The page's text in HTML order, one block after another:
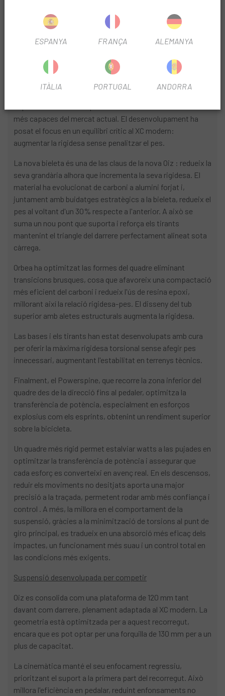
INFORMACIÓ DEL PRODUCTE
RENDIMENT DE COMPETICIÓ
Rigidesa optimitzada
Tres anys de treball han donat forma a un quadre
més capaces del mercat actual. El desenvolupament ha
posat el focus en un equilibri crític al XC modern:
augmentar la rigidesa sense penalitzar el pes.
La nova bieleta és una de las claus de la nova Oiz : redueix la
seva grandària alhora que incrementa la seva rigidesa. El
material ha evolucionat de carboni a alumini forjat i,
juntament amb buidatges estratègics a la bieleta, redueix el
pes al voltant d'un 30% respecte a l'anterior. A això se
suma un nou pont que suporta i reforça els tirants
mantenint el triangle del darrere perfectament alineat sota
càrrega.
Orbea ha optimitzat las formes del quadre eliminant
transicions brusques, cosa que afavoreix una compactació
més eficient del carboni i redueix l'ús de resina epoxi,
millorant així la relació rigidesa-pes. El disseny del tub
superior amb aletes estructurals augmenta la rigidesa.
Las bases i els tirants han estat desenvolupats amb cura
per oferir la màxima rigidesa torsional sense afegir pes
innecessari, augmentant l'estabilitat en terrenys tècnics.
Finalment, el Powerspine, que recorre la zona inferior del
quadre des de la direcció fins al pedaler, optimitza la
transferència de potència, especialment en esforços
explosius com els esprints, obtenint un rendiment superior
sobre la bicicleta.
Un quadre més rígid permet estalviar watts a las pujades en
optimitzar la transferència de potència i assegurar que
cada esforç es converteixi en avenç real. En els descensos,
reduir els moviments no desitjats aporta una major
precisió a la traçada, permetent rodar amb més confiança i
control . A més, la millora en el comportament de la
suspensió, gràcies a la minimització de torsions al punt de
giro principal, es tradueix en una absorció més eficaç dels
impactes, un funcionament més suau i un control total en
las condicions més exigents.
Suspensió desenvolupada per competir
Oiz es consolida com una plataforma de 120 mm tant
davant com darrere, plenament adaptada al XC modern. La
geometria està optimitzada per a aquest recorregut,
encara que es pot optar per una forquilla de 130 mm per a un
plus de capacitat.
La cinemàtica manté el seu enfocament regressiu,
prioritzant el suport a la primera part del recorregut. Això
millora l'eficiència en pedalar, reduint enfonsaments no
ESPANYA FRANÇA ALEMANYA
ITÀLIA PORTUGAL ANDORRA